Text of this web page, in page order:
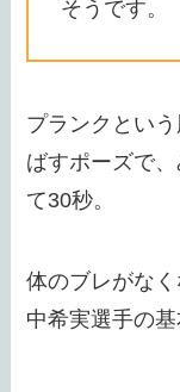
そうです。
プランクとい
ばすポーズで
て30秒。
体のブレがな
中希実選手の